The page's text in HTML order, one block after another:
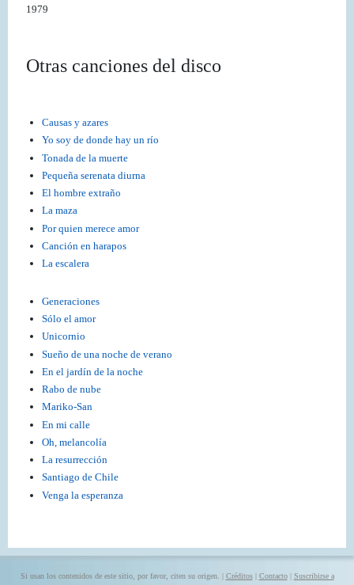
Otras canciones del disco
Causas y azares
Yo soy de donde hay un río
Tonada de la muerte
Pequeña serenata diurna
El hombre extraño
La maza
Por quien merece amor
Canción en harapos
La escalera
Generaciones
Sólo el amor
Unicornio
Sueño de una noche de verano
En el jardín de la noche
Rabo de nube
Mariko-San
En mi calle
Oh, melancolía
La resurrección
Santiago de Chile
Venga la esperanza
1979
Si usan los contenidos de este sitio, por favor, citen su origen. | Créditos| Contacto| Suscribirse a